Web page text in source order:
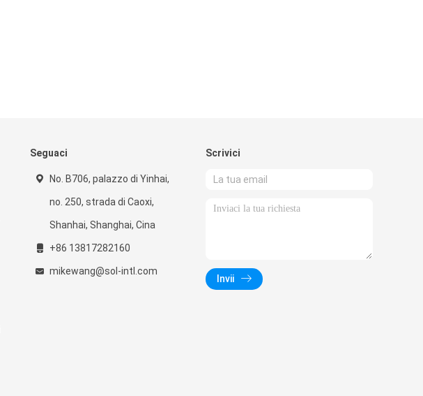
Seguaci
No. B706, palazzo di Yinhai,
no. 250, strada di Caoxi,
Shanhai, Shanghai, Cina
+86 13817282160
mikewang@sol-intl.com
Scrivici
Invii